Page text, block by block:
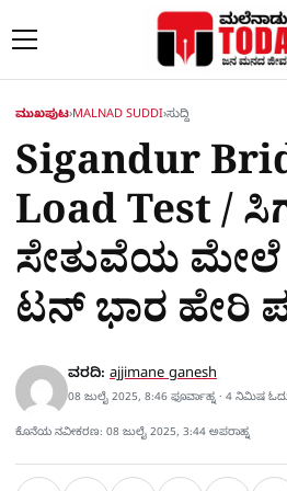
ಮುಖಪುಟ›MALNAD SUDDI›ಸುದ್ದಿ
Sigandur
Load Test /
ಸೇತುವೆಯ ಮೇಲೆ
ಟನ್ ಭಾರ ಹೇರಿ
ವರದಿ: ajjimane ganesh
08 ಜುಲೈ 2025, 8:46 ಫೂರ್ವಾಹ್ನ · 4 ನಿಮಿಷ
ಕೊನೆಯ ನವೀಕರಣ: 08 ಜುಲೈ 2025, 3:44 ಅಪರಾಹ್ನ